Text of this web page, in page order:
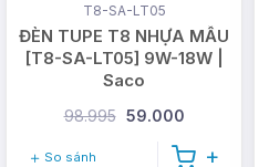
T8-SA-LT05
ĐÈN TUPE T8 NHỰA MẪU
[T8-SA-LT05] 9W-18W |
Saco
98.995 59.000
So sánh